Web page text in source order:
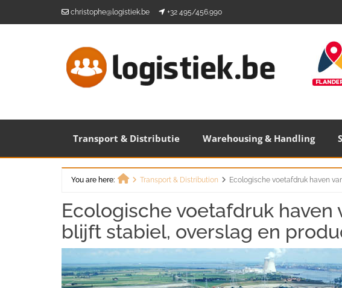
christophe@logistiek.be +32 495/456.990
Transport & Distributie Warehousing & Handling
You are here:
Transport & Distribution Ecologische voetafdruk haven
Ecologische voetafdruk haven
blijft stabiel, overslag en